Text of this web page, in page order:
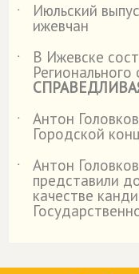
˙
Июльский
ижевчан
˙
В Ижевске
˙
Антон
Городской
˙
Антон
представили
качестве